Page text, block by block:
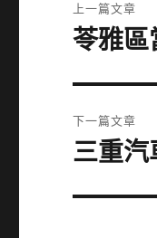
章
上一篇文章
上
篇
文
章:
苓雅區
下一篇文章
下
篇
三重汽